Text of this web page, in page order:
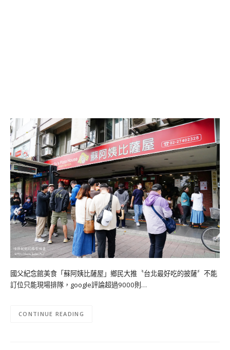
國父紀念館美食「蘇阿姨比薩屋」鄉民大推〝台北最好吃的披薩〞不能
訂位只能現場排隊，google評論超過9000則…
CONTINUE READING